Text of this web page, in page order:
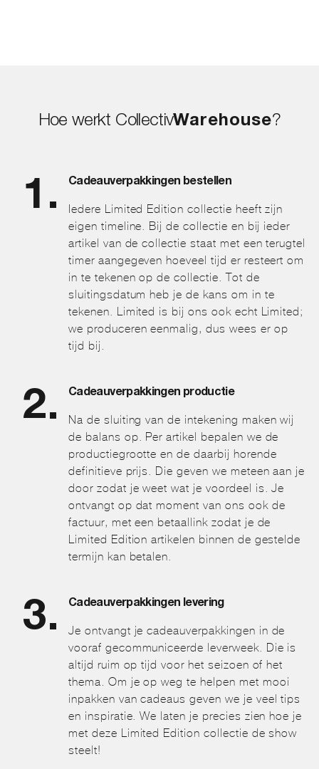
Hoe werkt CollectivWarehouse?
Cadeauverpakkingen bestellen
Iedere Limited Edition collectie heeft zijn
eigen timeline. Bij de collectie en bij ieder
artikel van de collectie staat met een terugtel
timer aangegeven hoeveel tijd er resteert om
in te tekenen op de collectie. Tot de
sluitingsdatum heb je de kans om in te
tekenen. Limited is bij ons ook echt Limited;
we produceren eenmalig, dus wees er op
tijd bij.
Cadeauverpakkingen productie
Na de sluiting van de intekening maken wij
de balans op. Per artikel bepalen we de
productiegrootte en de daarbij horende
definitieve prijs. Die geven we meteen aan je
door zodat je weet wat je voordeel is. Je
ontvangt op dat moment van ons ook de
factuur, met een betaallink zodat je de
Limited Edition artikelen binnen de gestelde
termijn kan betalen.
Cadeauverpakkingen levering
Je ontvangt je cadeauverpakkingen in de
vooraf gecommuniceerde leverweek. Die is
altijd ruim op tijd voor het seizoen of het
thema. Om je op weg te helpen met mooi
inpakken van cadeaus geven we je veel tips
en inspiratie. We laten je precies zien hoe je
met deze Limited Edition collectie de show
steelt!